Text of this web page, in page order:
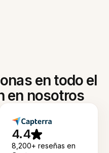
en todo el
en nosotros
4.4
8,200+ reseñas en